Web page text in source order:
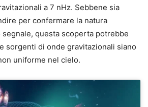
a 7 nHz. Sebbene sia
per confermare la natura
segnale, questa scoperta potrebbe
sorgenti di onde gravitazionali siano
uniforme nel cielo.